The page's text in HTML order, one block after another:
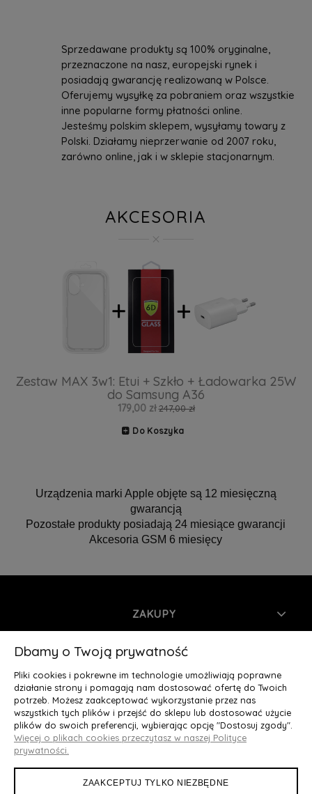
Sprzedawane produkty są 100% oryginalne,
przeznaczone na nasz, europejski rynek i
posiadają gwarancję realizowaną w Polsce.
Oferujemy wysyłkę za pobraniem oraz wszystkie
inne popularne formy płatności online.
Jesteśmy polskim sklepem, wysyłamy towary z
Polski. Działamy nieprzerwanie od 2007 roku,
zarówno online, jak i w sklepie stacjonarnym.
AKCESORIA
Zestaw MAX 3w1: Etui + Szkło + Ładowarka 25W
do Samsung A36
179,00 zł 247,00 zł
Do Koszyka
Urządzenia marki Apple objęte są 12 miesięczną
gwarancją
Pozostałe produkty posiadają 24 miesiące gwarancji
Akcesoria GSM 6 miesięcy
ZAKUPY
INFORMACJE
MOJE KONTO
O NAS
Deluxury.pl
Dbamy o Twoją prywatność
Pliki cookies i pokrewne im technologie umożliwiają poprawne
działanie strony i pomagają nam dostosować ofertę do Twoich
potrzeb. Możesz zaakceptować wykorzystanie przez nas
wszystkich tych plików i przejść do sklepu lub dostosować użycie
plików do swoich preferencji, wybierając opcję "Dostosuj zgody".
Więcej o plikach cookies przeczytasz w naszej Polityce
prywatności.
ZAAKCEPTUJ TYLKO NIEZBĘDNE